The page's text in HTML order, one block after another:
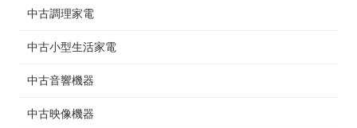
中古調理家電
中古小型生活家電
中古音響機器
中古映像機器